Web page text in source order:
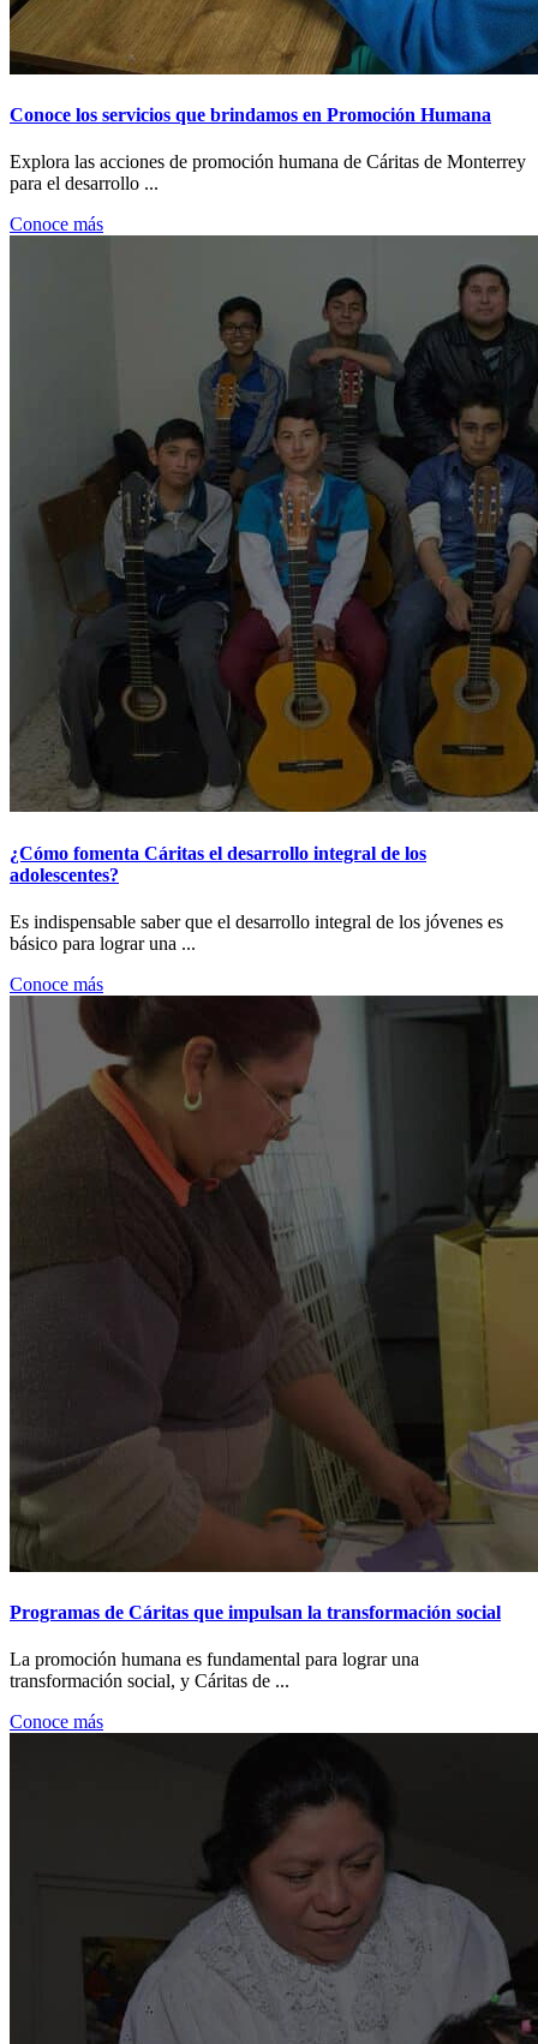
Conoce los servicios que brindamos en Promoción Humana
Explora las acciones de promoción humana de Cáritas de Monterrey
para el desarrollo ...
Conoce más
¿Cómo fomenta Cáritas el desarrollo integral de los
adolescentes?
Es indispensable saber que el desarrollo integral de los jóvenes es
básico para lograr una ...
Conoce más
Programas de Cáritas que impulsan la transformación social
La promoción humana es fundamental para lograr una
transformación social, y Cáritas de ...
Conoce más